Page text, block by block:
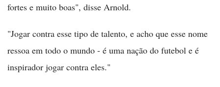
fortes e muito boas", disse Arnold.
"Jogar contra esse tipo de talento, e acho que esse nome
ressoa em todo o mundo - é uma nação do futebol e é
inspirador jogar contra eles."